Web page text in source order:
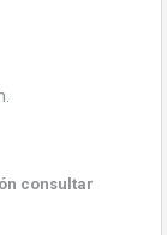
consultar